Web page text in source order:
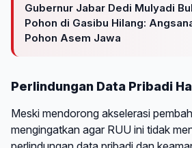
Gubernur Jabar Dedi Mulyadi
Pohon di Gasibu Hilang:
Pohon Asem Jawa
Perlindungan Data Pribadi
Meski mendorong akselerasi
mengingatkan agar RUU ini tidak